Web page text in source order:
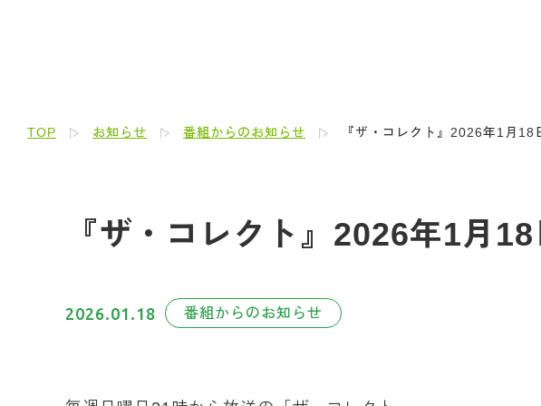
TOP お知らせ 番組からのお知らせ 『ザ・コレクト』2026年1月18
『ザ・コレクト』2026年1月
2026.01.18 番組からのお知らせ